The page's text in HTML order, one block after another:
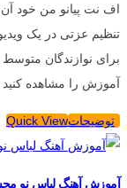
اف نت پیانو من خود
برای نوازندگان متوسط
آموزش را مشاهده کنید
توضیحاتQuick View
آموزش آهنگ لباس نو